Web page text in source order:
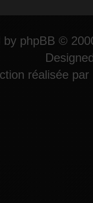
by phpBB ©
réalisée par